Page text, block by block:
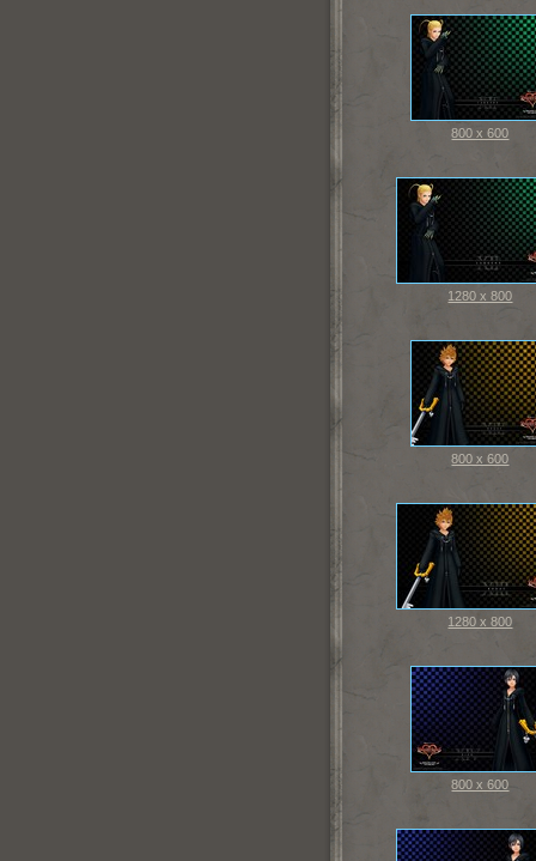
800 x 600
1280 x 800
800 x 600
1280 x 800
800 x 600